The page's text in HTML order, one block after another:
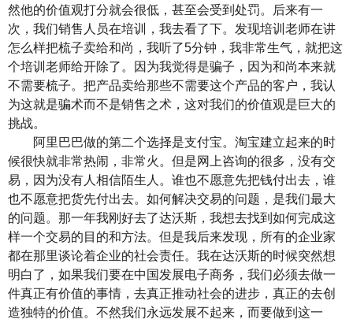
然他的价值观打分就会很低，甚至会受到处罚。后来有一
次，我们销售人员在培训，我去看了下。发现培训老师在讲
怎么样把梳子卖给和尚，我听了5分钟，我非常生气，就把这
个培训老师给开除了。因为我觉得是骗子，因为和尚本来就
不需要梳子。把产品卖给那些不需要这个产品的客户，我认
为这就是骗术而不是销售之术，这对我们的价值观是巨大的
挑战。
阿里巴巴做的第二个选择是支付宝。淘宝建立起来的时
候很快就非常热闹，非常火。但是网上咨询的很多，没有交
易，因为没有人相信陌生人。谁也不愿意先把钱付出去，谁
也不愿意把货先付出去。如何解决交易的问题，是我们最大
的问题。那一年我刚好去了达沃斯，我想去找到如何完成这
样一个交易的目的和方法。但是我后来发现，所有的企业家
都在那里谈论着企业的社会责任。我在达沃斯的时候突然想
明白了，如果我们要在中国发展电子商务，我们必须去做一
件真正有价值的事情，去真正推动社会的进步，真正的去创
造独特的价值。不然我们永远发展不起来，而要做到这一